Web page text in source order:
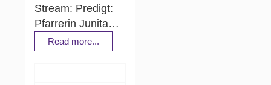
Stream: Predigt:
Pfarrerin Junita…
Read more...